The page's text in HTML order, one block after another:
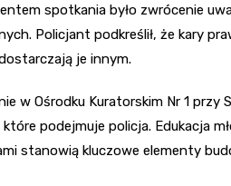
spotkania było zwrócenie
Policjant podkreślił, że kary
je innym.
w Ośrodku Kuratorskim Nr 1
podejmuje policja. Edukacja
stanowią kluczowe elementy